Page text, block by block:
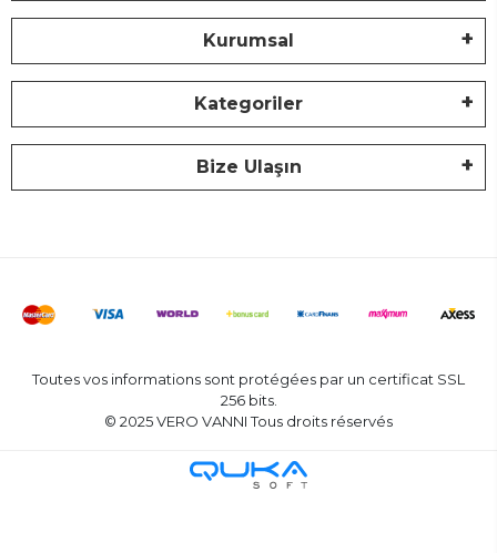
Kurumsal
Kategoriler
Bize Ulaşın
Toutes vos informations sont protégées par un certificat SSL
256 bits.
© 2025 VERO VANNI Tous droits réservés